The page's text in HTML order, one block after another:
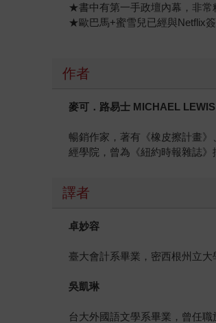
★書中有第一手政壇內幕，非常
★歐巴馬+蜜雪兒已經與Netflix
作者
麥可．路易士 MICHAEL LEWIS
暢銷作家，著有《橡皮擦計畫
經學院，曾為《紐約時報雜誌
譯者
卓妙容
臺大會計系畢業，密西根州立
吳凱琳
台大外國語文學系畢業，曾任